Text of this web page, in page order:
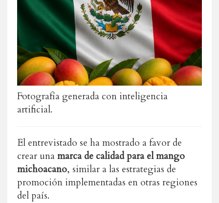
Fotografía generada con inteligencia
artificial.
El entrevistado se ha mostrado a favor de
crear unamarca de calidad para el mango
michoacano, similar a las estrategias de
promoción implementadas en otras regiones
del país.